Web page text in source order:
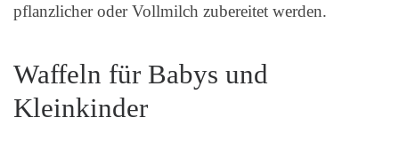
pflanzlicher oder Vollmilch zubereitet werden.
Waffeln für Babys und
Kleinkinder